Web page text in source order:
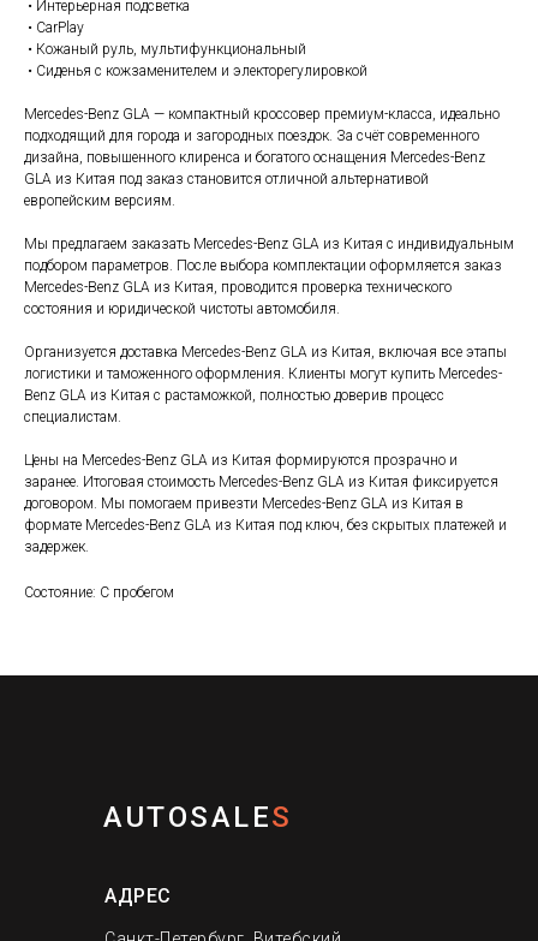
• Интерьерная подсветка
• CarPlay
• Кожаный руль, мультифункциональный
• Сиденья с кожзаменителем и электорегулировкой
Mercedes-Benz GLA — компактный кроссовер премиум-класса, идеально
подходящий для города и загородных поездок. За счёт современного
дизайна, повышенного клиренса и богатого оснащения Mercedes-Benz
GLA из Китая под заказ становится отличной альтернативой
европейским версиям.
Мы предлагаем заказать Mercedes-Benz GLA из Китая с индивидуальным
подбором параметров. После выбора комплектации оформляется заказ
Mercedes-Benz GLA из Китая, проводится проверка технического
состояния и юридической чистоты автомобиля.
Организуется доставка Mercedes-Benz GLA из Китая, включая все этапы
логистики и таможенного оформления. Клиенты могут купить Mercedes-
Benz GLA из Китая с растаможкой, полностью доверив процесс
специалистам.
Цены на Mercedes-Benz GLA из Китая формируются прозрачно и
заранее. Итоговая стоимость Mercedes-Benz GLA из Китая фиксируется
договором. Мы помогаем привезти Mercedes-Benz GLA из Китая в
формате Mercedes-Benz GLA из Китая под ключ, без скрытых платежей и
задержек.
Состояние: С пробегом
AUTOSALES
АДРЕС